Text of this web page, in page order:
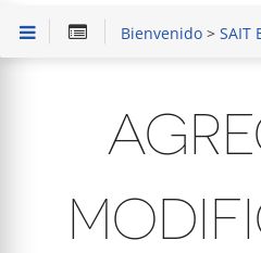
Bienvenido> SAIT